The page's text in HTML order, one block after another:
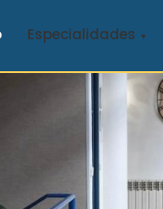
Especialidades